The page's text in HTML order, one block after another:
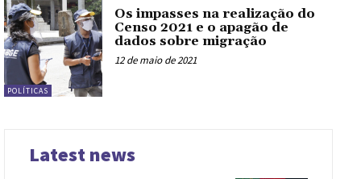
POLÍTICAS
Os impasses na realização do
Censo 2021 e o apagão de
dados sobre migração
12 de maio de 2021
Latest news